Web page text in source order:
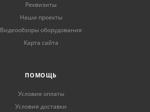
Реквизиты
Наши проекты
Видеообзоры оборудования
Карта сайта
ПОМОЩЬ
Условия оплаты
Условия доставки